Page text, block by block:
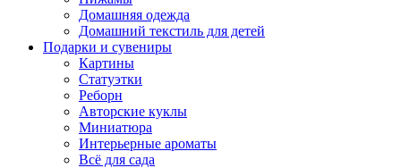
Домашняя одежда
Домашний текстиль для детей
Подарки и сувениры
Картины
Статуэтки
Реборн
Авторские куклы
Миниатюра
Интерьерные ароматы
Всё для сада